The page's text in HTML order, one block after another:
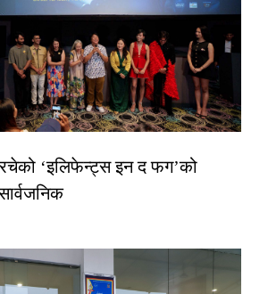
रचेको ‘इलिफेन्ट्स इन द फग’को